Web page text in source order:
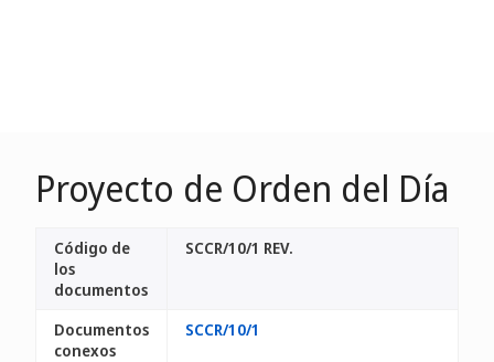
Proyecto de Orden del Día
Código de
los
documentos
SCCR/10/1 REV.
Documentos
conexos
SCCR/10/1